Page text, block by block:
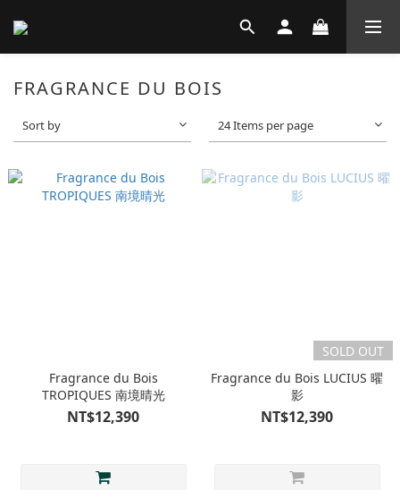
FRAGRANCE DU BOIS
Sort by 24 Items per page
Fragrance du Bois
TROPIQUES 南境晴光
NT$12,390
SOLD OUT
Fragrance du Bois LUCIUS 曜
影
NT$12,390